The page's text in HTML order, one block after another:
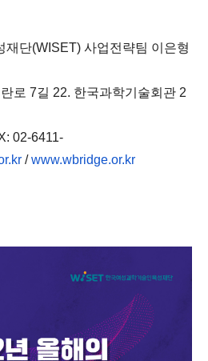
재단(WISET) 사업전략팀 이은형
로 7길 22. 한국과학기술회관 2
02-6411-
/www.wbridge.or.kr